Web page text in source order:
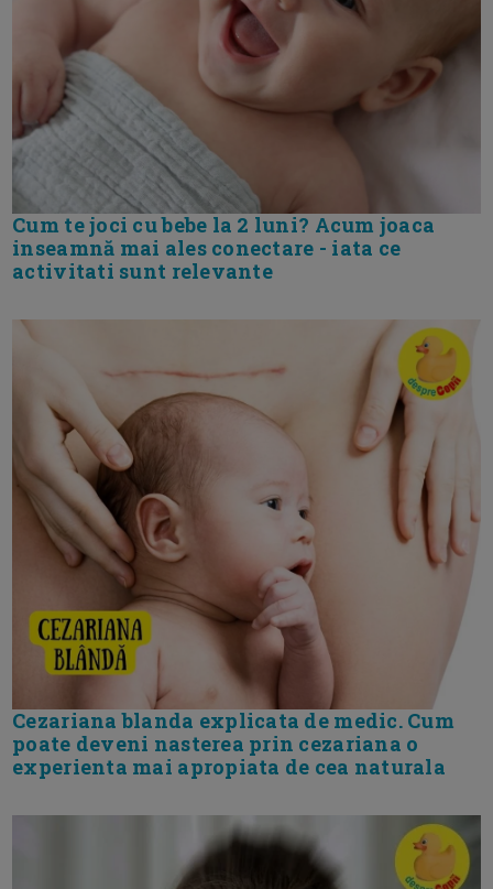
Cum te joci cu bebe la 2 luni? Acum joaca
inseamnă mai ales conectare - iata ce
activitati sunt relevante
Cezariana blanda explicata de medic. Cum
poate deveni nasterea prin cezariana o
experienta mai apropiata de cea naturala